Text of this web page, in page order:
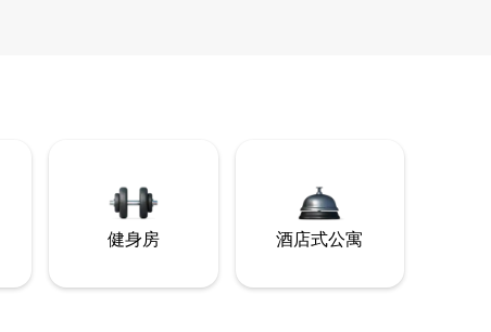
健身房 酒店式公寓